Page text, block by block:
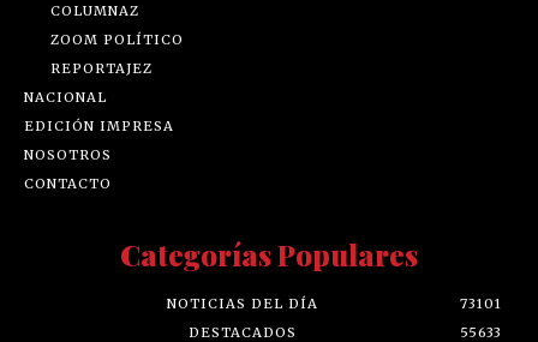
COLUMNAZ
ZOOM POLÍTICO
REPORTAJEZ
NACIONAL
EDICIÓN IMPRESA
NOSOTROS
CONTACTO
Categorías Populares
NOTICIAS DEL DÍA
73101
DESTACADOS
55633